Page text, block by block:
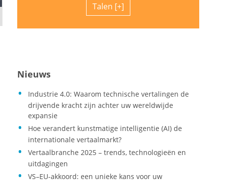
Talen
Nieuws
Industrie 4.0: Waarom technische vertalingen de
drijvende kracht zijn achter uw wereldwijde
expansie
Hoe verandert kunstmatige intelligentie (AI) de
internationale vertaalmarkt?
Vertaalbranche 2025 – trends, technologieën en
uitdagingen
VS–EU-akkoord: een unieke kans voor uw